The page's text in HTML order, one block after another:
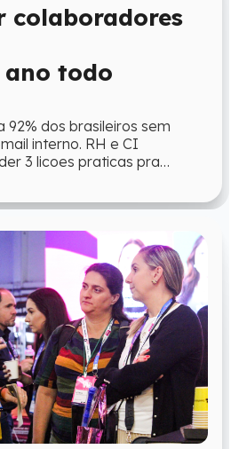
colaboradores
ano todo
92% dos brasileiros sem
interno. RH e CI
3 licoes praticas pra